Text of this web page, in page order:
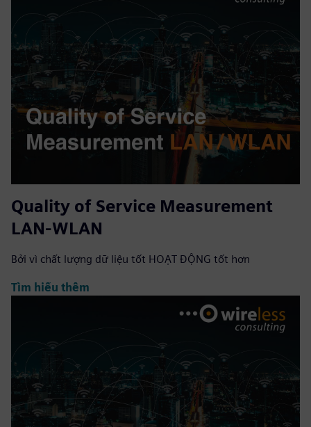
Quality of Service Measurement
LAN-WLAN
Bởi vì chất lượng dữ liệu tốt HOẠT ĐỘNG tốt hơn
Tìm hiểu thêm